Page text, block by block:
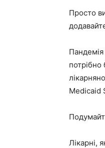
Просто
Пандемія
потрібно
Medicaid
Лікарні,